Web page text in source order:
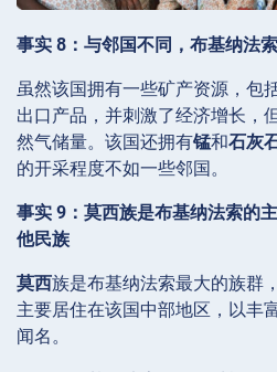
事实 8：与邻国不同，布基纳法
虽然该国拥有一些矿产资源，包
出口产品，并刺激了经济增长，
然气储量。该国还拥有锰和石灰
的开采程度不如一些邻国。
事实 9：莫西族是布基纳法索的
他民族
莫西族是布基纳法索最大的族群
主要居住在该国中部地区，以丰
闻名。